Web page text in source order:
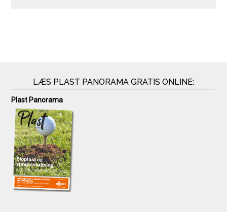
LÆS PLAST PANORAMA GRATIS ONLINE:
Plast Panorama